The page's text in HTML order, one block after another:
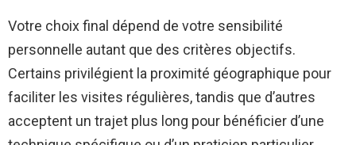
Votre choix final dépend de votre sensibilité
personnelle autant que des critères objectifs.
Certains privilégient la proximité géographique pour
faciliter les visites régulières, tandis que d’autres
acceptent un trajet plus long pour bénéficier d’une